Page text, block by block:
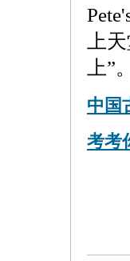
上
上”。
中国
考考